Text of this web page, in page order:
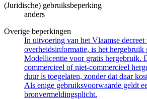
(Juridische) gebruiksbeperking
anders
Overige beperkingen
In uitvoering van het Vlaamse
overheidsinformatie, is het hergebruik
Modellicentie voor gratis hergebruik.
commercieel of niet-commercieel
duur is toegelaten, zonder dat daar
Als enige gebruiksvoorwaarde geldt
bronvermeldingsplicht.